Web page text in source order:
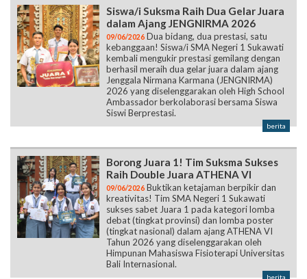
Siswa/i Suksma Raih Dua Gelar Juara
dalam Ajang JENGNIRMA 2026
09/06/2026 Dua bidang, dua prestasi, satu
kebanggaan! Siswa/i SMA Negeri 1 Sukawati
kembali mengukir prestasi gemilang dengan
berhasil meraih dua gelar juara dalam ajang
Jenggala Nirmana Karmana (JENGNIRMA)
2026 yang diselenggarakan oleh High School
Ambassador berkolaborasi bersama Siswa
Siswi Berprestasi.
berita
Borong Juara 1! Tim Suksma Sukses
Raih Double Juara ATHENA VI
09/06/2026 Buktikan ketajaman berpikir dan
kreativitas! Tim SMA Negeri 1 Sukawati
sukses sabet Juara 1 pada kategori lomba
debat (tingkat provinsi) dan lomba poster
(tingkat nasional) dalam ajang ATHENA VI
Tahun 2026 yang diselenggarakan oleh
Himpunan Mahasiswa Fisioterapi Universitas
Bali Internasional.
berita